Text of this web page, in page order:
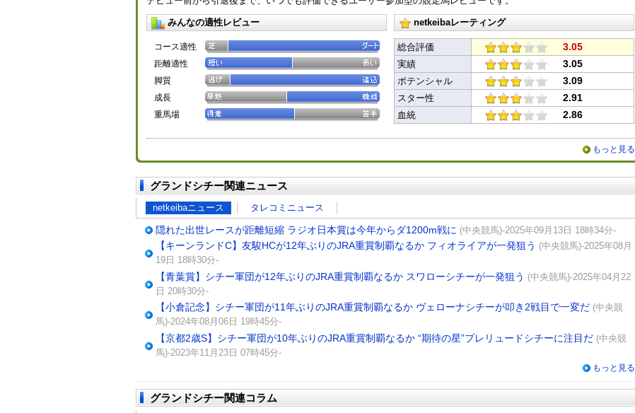
みんなの適性レビュー
コース適性
距離適性
脚質
成長
重馬場
netkeibaレーティング
総合評価 3.05
実績 3.05
ポテンシャル 3.09
スター性 2.91
血統 2.86
もっと見る
グランドシチー関連ニュース
netkeibaニュース タレコミニュース
隠れた出世レースが距離短縮 ラジオ日本賞は今年からダ1200m戦に (中央競馬)-2025年09月13日 18時34分-
【キーンランドC】友駿HCが12年ぶりのJRA重賞制覇なるか フィオライアが一発狙う (中央競馬)-2025年08月
19日 18時30分-
【青葉賞】シチー軍団が12年ぶりのJRA重賞制覇なるか スワローシチーが一発狙う (中央競馬)-2025年04月22
日 20時30分-
【小倉記念】シチー軍団が11年ぶりのJRA重賞制覇なるか ヴェローナシチーが叩き2戦目で一変だ (中央競
馬)-2024年08月06日 19時45分-
【京都2歳S】シチー軍団が10年ぶりのJRA重賞制覇なるか “期待の星”プレリュードシチーに注目だ (中央競
馬)-2023年11月23日 07時45分-
もっと見る
グランドシチー関連コラム